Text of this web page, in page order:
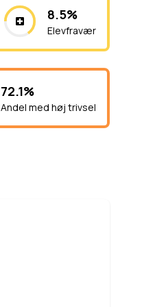
8.5%
Elevfravær
72.1%
Andel med høj trivsel